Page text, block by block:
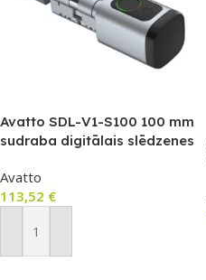
Avatto SDL-V1-S100 100 mm
sudraba digitālais slēdzenes
Avatto
113,52 €
Pievienot Grozam